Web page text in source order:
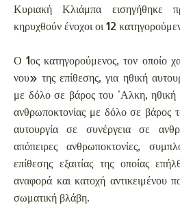
Κυριακή Κλιάμπα εισηγήθηκε
κηρυχθούν ένοχοι οι 12
Ο 1ος κατηγορούμενος, τον οποίο
νου» της επίθεσης, για ηθική
με δόλο σε βάρος του 'Αλκη, ηθική
ανθρωποκτονίας με δόλο σε βάρος
αυτουργία σε συνέργεια σε
απόπειρες ανθρωποκτονίες,
επίθεσης εξαιτίας της οποίας
αναφορά και κατοχή αντικειμένου
σωματική βλάβη.